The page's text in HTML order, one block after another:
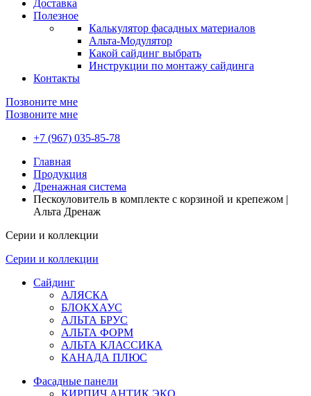
Доставка
Полезное
Калькулятор фасадных материалов
Альта-Модулятор
Какой сайдинг выбрать
Инструкции по монтажу сайдинга
Контакты
Позвоните мне
Позвоните мне
+7 (967) 035-85-78
Главная
Продукция
Дренажная система
Пескоуловитель в комплекте с корзиной и крепежом |
Альта Дренаж
Серии и коллекции
Серии и коллекции
Сайдинг
АЛЯСКА
БЛОКХАУС
АЛЬТА БРУС
АЛЬТА ФОРМ
АЛЬТА КЛАССИКА
КАНАДА ПЛЮС
Фасадные панели
КИРПИЧ АНТИК ЭКО